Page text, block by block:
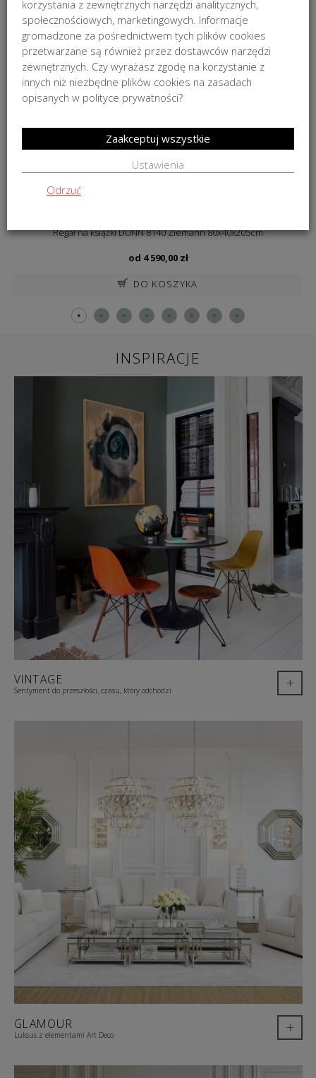
ZWROTY
PODOBNE PRODUKTY
NA ZAMÓWIENIE
Regał na książki DUNN 8140 Ziemann 80x40x205cm
od 4 590,00 zł
DO KOSZYKA
INSPIRACJE
VINTAGE
Sentyment do przeszłości, czasu, który odchodzi +
GLAMOUR
Luksus z elementami Art Deco +
korzystania z zewnętrznych narzędzi analitycznych,
społecznościowych, marketingowych. Informacje
gromadzone za pośrednictwem tych plików cookies
przetwarzane są również przez dostawców narzędzi
zewnętrznych. Czy wyrażasz zgodę na korzystanie z
innych niż niezbędne plików cookies na zasadach
opisanych w polityce prywatności?
Ustawienia
Odrzuć
Zaakceptuj wszystkie